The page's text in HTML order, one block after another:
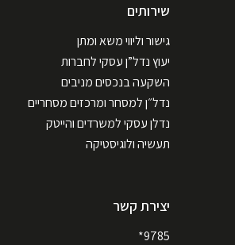
שירותים
גישור וליווי משא ומתן
יעוץ נדל”ן עסקי לחברות
השקעה בנכסים מניבים
נדל״ן למסחר ומרכזים מסחריים
נדלן עסקי למשרדים והייטק
תעשיה ולוגיסטיקה
יצירת קשר
9785*